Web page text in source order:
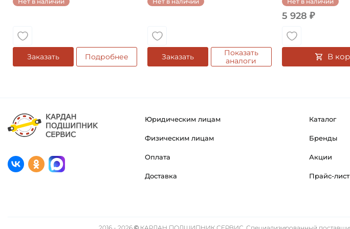
Заказать Подробнее Заказать
Показать
аналоги
5 928 ₽
В
Юридическим лицам
Физическим лицам
Оплата
Доставка
Каталог
Бренды
Акции
Прайс-лист